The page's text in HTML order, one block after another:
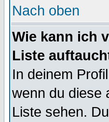
Nach oben
Wie kann ich
Liste
In deinem
wenn du diese
Liste sehen.